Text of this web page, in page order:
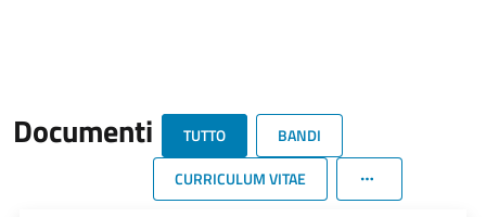
Documenti TUTTO
BANDI
CURRICULUM VITAE